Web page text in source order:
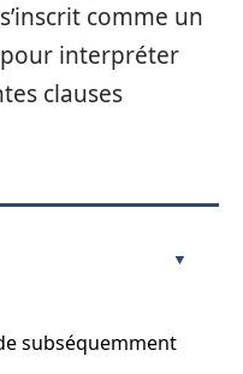
comme un
pour interpréter
clauses
subséquemment